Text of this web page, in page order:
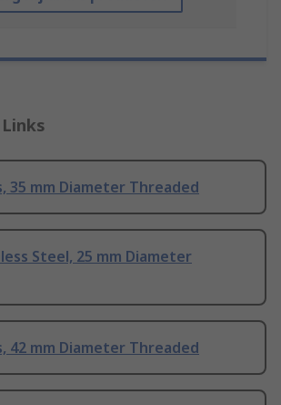
35 mm Diameter Threaded
Steel, 25 mm Diameter
42 mm Diameter Threaded